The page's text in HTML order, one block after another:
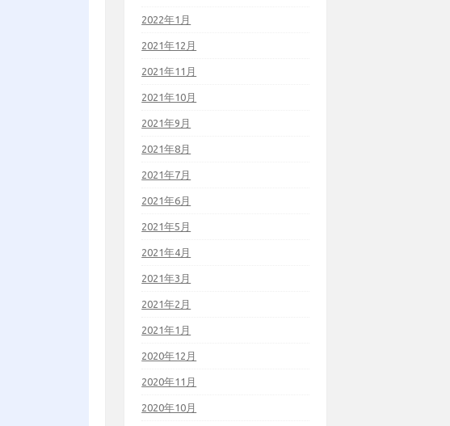
2022年1月
2021年12月
2021年11月
2021年10月
2021年9月
2021年8月
2021年7月
2021年6月
2021年5月
2021年4月
2021年3月
2021年2月
2021年1月
2020年12月
2020年11月
2020年10月